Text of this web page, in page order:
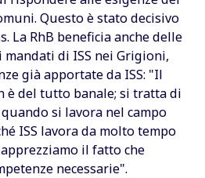
Questo è stato decisivo
La RhB beneficia anche delle
di ISS nei Grigioni,
già apportate da ISS: "Il
del tutto banale; si tratta di
si lavora nel campo
ISS lavora da molto tempo
il fatto che
necessarie".